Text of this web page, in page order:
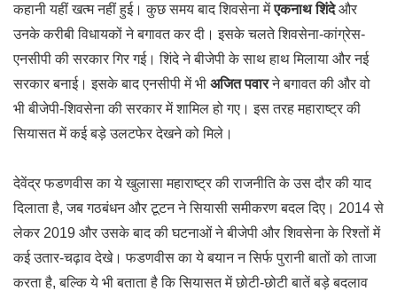
कहानी यहीं खत्म नहीं हुई। कुछ समय बाद शिवसेना मेंएकनाथ शिंदेऔर
उनके करीबी विधायकों ने बगावत कर दी। इसके चलते शिवसेना-कांग्रेस-
एनसीपी की सरकार गिर गई। शिंदे ने बीजेपी के साथ हाथ मिलाया और नई
सरकार बनाई। इसके बाद एनसीपी में भी अजित पवारने बगावत की और वो
भी बीजेपी-शिवसेना की सरकार में शामिल हो गए। इस तरह महाराष्ट्र की
सियासत में कई बड़े उलटफेर देखने को मिले।
देवेंद्र फडणवीस का ये खुलासा महाराष्ट्र की राजनीति के उस दौर की याद
दिलाता है, जब गठबंधन और टूटन ने सियासी समीकरण बदल दिए। 2014 से
लेकर 2019 और उसके बाद की घटनाओं ने बीजेपी और शिवसेना के रिश्तों में
कई उतार-चढ़ाव देखे। फडणवीस का ये बयान न सिर्फ पुरानी बातों को ताजा
करता है, बल्कि ये भी बताता है कि सियासत में छोटी-छोटी बातें बड़े बदलाव